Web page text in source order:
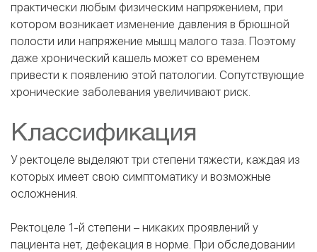
практически любым физическим напряжением, при
котором возникает изменение давления в брюшной
полости или напряжение мышц малого таза. Поэтому
даже хронический кашель может со временем
привести к появлению этой патологии. Сопутствующие
хронические заболевания увеличивают риск.
Классификация
У ректоцеле выделяют три степени тяжести, каждая из
которых имеет свою симптоматику и возможные
осложнения.
Ректоцеле 1-й степени – никаких проявлений у
пациента нет, дефекация в норме. При обследовании